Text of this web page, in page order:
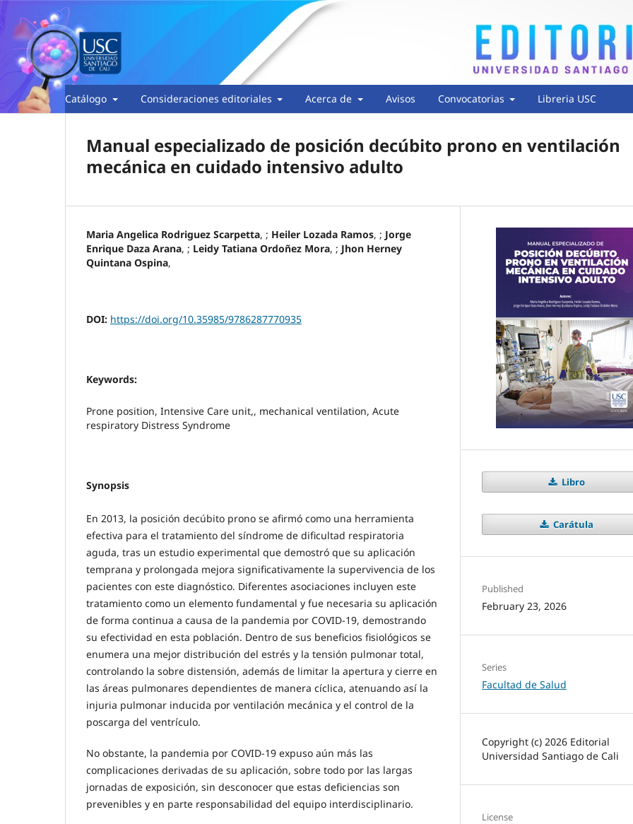
Catálogo Consideraciones editoriales Acerca de Avisos Convocatorias Libreria USC
Manual especializado de posición decúbito prono en ventilación
mecánica en cuidado intensivo adulto
Maria Angelica Rodriguez Scarpetta, ; Heiler Lozada Ramos, ; Jorge
Enrique Daza Arana, ; Leidy Tatiana Ordoñez Mora, ; Jhon Herney
Quintana Ospina,
DOI: https://doi.org/10.35985/9786287770935
Keywords:
Prone position, Intensive Care unit,, mechanical ventilation, Acute
respiratory Distress Syndrome
Synopsis
En 2013, la posición decúbito prono se afirmó como una herramienta
efectiva para el tratamiento del síndrome de dificultad respiratoria
aguda, tras un estudio experimental que demostró que su aplicación
temprana y prolongada mejora significativamente la supervivencia de los
pacientes con este diagnóstico. Diferentes asociaciones incluyen este
tratamiento como un elemento fundamental y fue necesaria su aplicación
de forma continua a causa de la pandemia por COVID-19, demostrando
su efectividad en esta población. Dentro de sus beneficios fisiológicos se
enumera una mejor distribución del estrés y la tensión pulmonar total,
controlando la sobre distensión, además de limitar la apertura y cierre en
las áreas pulmonares dependientes de manera cíclica, atenuando así la
injuria pulmonar inducida por ventilación mecánica y el control de la
poscarga del ventrículo.
No obstante, la pandemia por COVID-19 expuso aún más las
complicaciones derivadas de su aplicación, sobre todo por las largas
jornadas de exposición, sin desconocer que estas deficiencias son
prevenibles y en parte responsabilidad del equipo interdisciplinario.
Libro
Carátula
Published
February 23, 2026
Series
Facultad de Salud
Copyright (c) 2026 Editorial
Universidad Santiago de Cali
License